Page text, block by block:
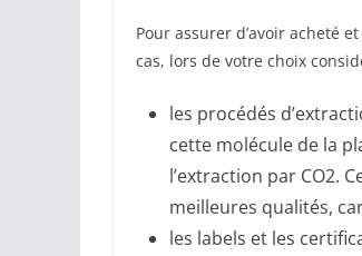
Pour assurer d’avoir acheté
cas, lors de votre choix
les procédés
cette molécule de la
l’extraction par CO2.
meilleures qualités,
les labels et les